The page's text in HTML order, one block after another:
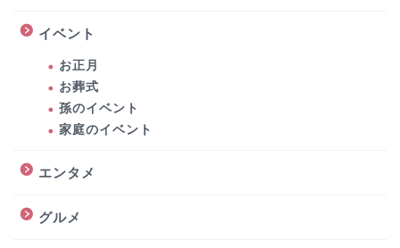
イベント
お正月
お葬式
孫のイベント
家庭のイベント
エンタメ
グルメ